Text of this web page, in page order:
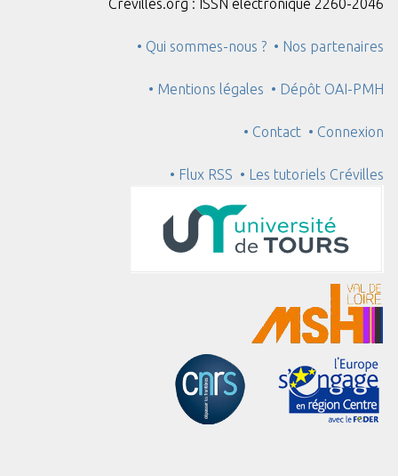
Crévilles.org : ISSN électronique 2260-2046
• Qui sommes-nous ? • Nos partenaires
• Mentions légales • Dépôt OAI-PMH
• Contact • Connexion
• Flux RSS • Les tutoriels Crévilles